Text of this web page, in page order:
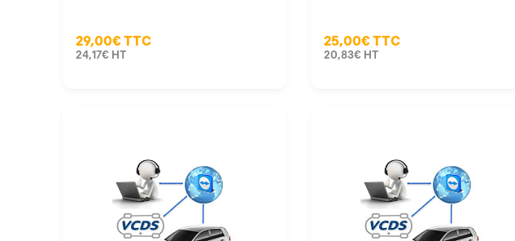
29,00€TTC
24,17€ HT
25,00€TTC
20,83€ HT